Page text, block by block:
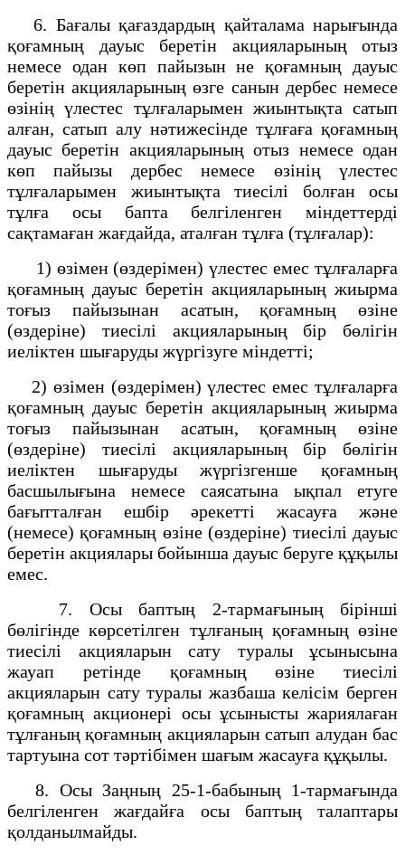
6. Бағалы қағаздардың қайталама нарығында
қоғамның дауыс беретін акцияларының отыз
немесе одан көп пайызын не қоғамның дауыс
беретін акцияларының өзге санын дербес немесе
өзінің үлестес тұлғаларымен жиынтықта сатып
алған, сатып алу нәтижесінде тұлғаға қоғамның
дауыс беретін акцияларының отыз немесе одан
көп пайызы дербес немесе өзінің үлестес
тұлғаларымен жиынтықта тиесілі болған осы
тұлға осы бапта белгіленген міндеттерді
сақтамаған жағдайда, аталған тұлға (тұлғалар):
1) өзімен (өздерімен) үлестес емес тұлғаларға
қоғамның дауыс беретін акцияларының жиырма
тоғыз пайызынан асатын, қоғамның өзіне
(өздеріне) тиесілі акцияларының бір бөлігін
иеліктен шығаруды жүргізуге міндетті;
2) өзімен (өздерімен) үлестес емес тұлғаларға
қоғамның дауыс беретін акцияларының жиырма
тоғыз пайызынан асатын, қоғамның өзіне
(өздеріне) тиесілі акцияларының бір бөлігін
иеліктен шығаруды жүргізгенше қоғамның
басшылығына немесе саясатына ықпал етуге
бағытталған ешбір әрекетті жасауға және
(немесе) қоғамның өзіне (өздеріне) тиесілі дауыс
беретін акциялары бойынша дауыс беруге құқылы
емес.
7. Осы баптың 2-тармағының бірінші
бөлігінде көрсетілген тұлғаның қоғамның өзіне
тиесілі акцияларын сату туралы ұсынысына
жауап ретінде қоғамның өзіне тиесілі
акцияларын сату туралы жазбаша келісім берген
қоғамның акционері осы ұсынысты жариялаған
тұлғаның қоғамның акцияларын сатып алудан бас
тартуына сот тәртібімен шағым жасауға құқылы.
8. Осы Заңның 25-1-бабының 1-тармағында
белгіленген жағдайға осы баптың талаптары
қолданылмайды.